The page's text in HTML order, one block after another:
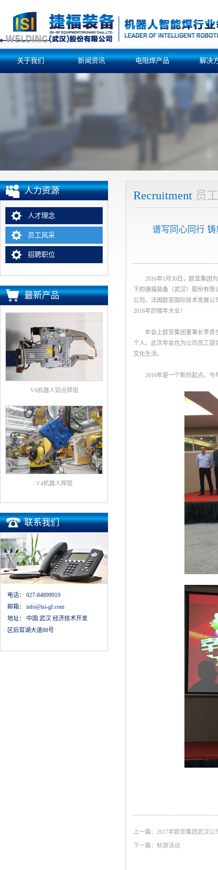
关于我们 新闻资讯 电阻焊产品 解决
人力资源
人才理念
员工风采
招聘职位
最新产品
V6机器人铝点焊钳
V4机器人焊钳
联系我们
电话： 027-84899919
邮箱： info@isi-gf.com
地址： 中国 武汉 经济技术开发
区后官湖大道88号
Recruitment 员
谱写同心同行
2016年1月30日，欧亚集团为
下的捷福装备（武汉）股份有
公司、法国欧亚国际技术发展
2016年的猴年大业！
年会上欧亚集团董事长李贵生
个人。此次年会也为公司员工提
文化生活。
2016年是一个新的起点，今
上一篇： 2017年欧亚集团武汉公
下一篇： 秋游活动